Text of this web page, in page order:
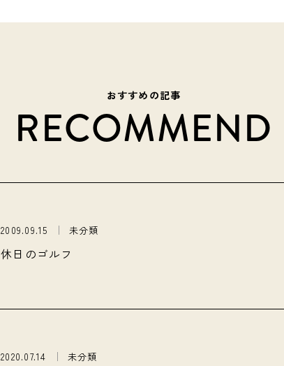
おすすめの記事
RECOMMEND
2009.09.15 未分類
休日のゴルフ
2020.07.14 未分類